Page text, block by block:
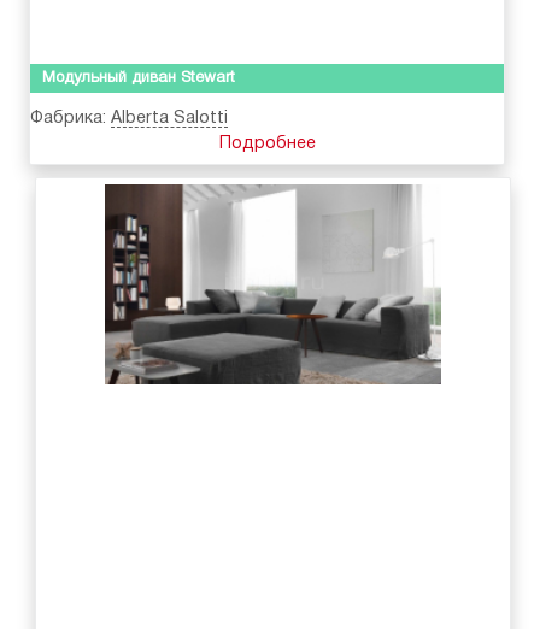
Модульный диван Stewart
Фабрика: Alberta Salotti
Подробнее